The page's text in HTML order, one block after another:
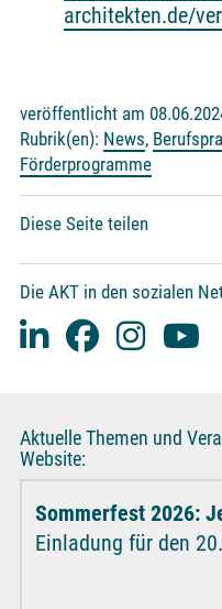
architekten.de/
veröffentlicht am
Rubrik(en): News,
Förderprogramme
Diese Seite teilen
Die AKT in den sozialen
Aktuelle Themen und
Website:
Sommerfest 2026:
Einladung für den